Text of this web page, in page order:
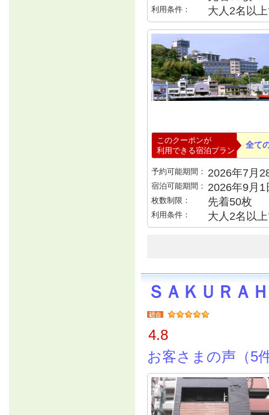
利用条件： 大人2名以
このクーポンが
利用できる宿泊プラン
全て
予約可能期間： 2026年7月
宿泊可能期間： 2026年9月
枚数制限： 先着50枚
利用条件： 大人2名以
ＳＡＫＵＲＡ
4.8
お客さまの声（5